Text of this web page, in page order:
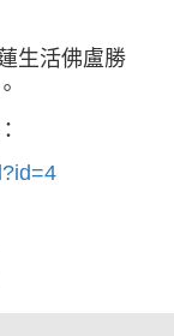
生活佛盧勝